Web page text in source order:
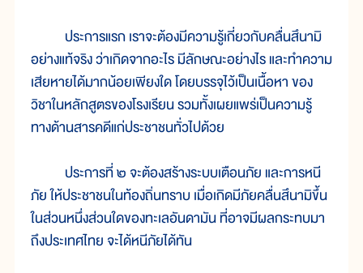
ประการแรก เราจะต้องมีความรู้เกี่ยวกับคลื่นสึนามิ
อย่างแท้จริง ว่าเกิดจากอะไร มีลักษณะอย่างไร และทำความ
เสียหายได้มากน้อยเพียงใด โดยบรรจุไว้เป็นเนื้อหา ของ
วิชาในหลักสูตรของโรงเรียน รวมทั้งเผยแพร่เป็นความรู้
ทางด้านสารคดีแก่ประชาชนทั่วไปด้วย
ประการที่ ๒ จะต้องสร้างระบบเตือนภัย และการหนี
ภัย ให้ประชาชนในท้องถิ่นทราบ เมื่อเกิดมีภัยคลื่นสึนามิขึ้น
ในส่วนหนึ่งส่วนใดของทะเลอันดามัน ที่อาจมีผลกระทบมา
ถึงประเทศไทย จะได้หนีภัยได้ทัน